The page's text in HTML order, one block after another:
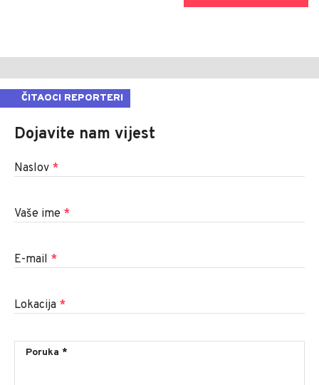
ČITAOCI REPORTERI
Dojavite nam vijest
Naslov *
Vaše ime *
E-mail *
Lokacija *